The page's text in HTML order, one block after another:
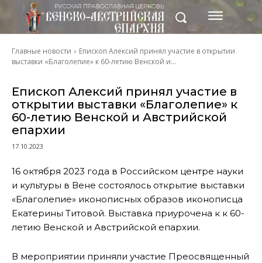
Главные новости
Епископ Алексий принял участие в открытии
выставки «Благолепие» к 60-летию Венской и...
Епископ Алексий принял участие в
открытии выставки «Благолепие» к
60-летию Венской и Австрийской
епархии
17.10.2023
16 октября 2023 года в Российском центре науки
и культуры в Вене состоялось открытие выставки
«Благолепие» иконописных образов иконописца
Екатерины Титовой. Выставка приурочена к к 60-
летию Венской и Австрийской епархии.
В мероприятии приняли участие Преосвященный